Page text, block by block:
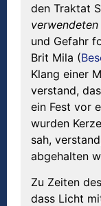
den Traktat
verwendeten
und Gefahr
Brit Mila (
Klang einer
verstand,
ein Fest vor
wurden
sah,
abgehalten
Zu Zeiten
dass Licht